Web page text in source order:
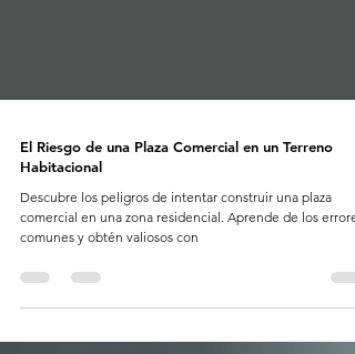
El Riesgo de una Plaza Comercial en un Terreno
Habitacional
Descubre los peligros de intentar construir una plaza